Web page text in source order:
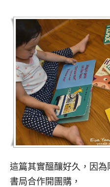
這篇其實醞釀好久，因
書局合作開團購，